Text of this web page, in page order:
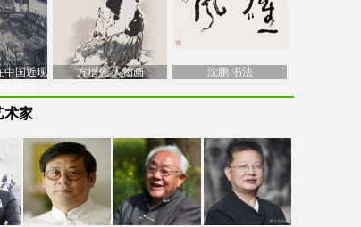
中国近现
方增先 人物画 沈鹏 书法
术家